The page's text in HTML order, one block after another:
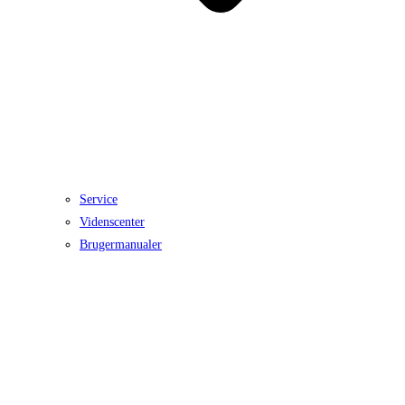
Service
Videnscenter
Brugermanualer